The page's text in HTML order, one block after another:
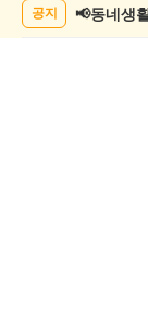
목
공지 📢동네생